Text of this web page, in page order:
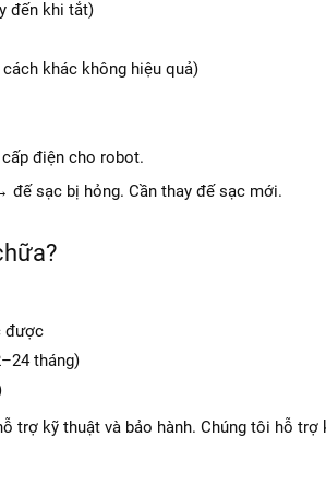
đến khi tắt)
khác không hiệu quả)
điện cho robot.
sạc bị hỏng. Cần thay đế sạc mới.
được
tháng)
trợ kỹ thuật và bảo hành. Chúng tôi hỗ trợ